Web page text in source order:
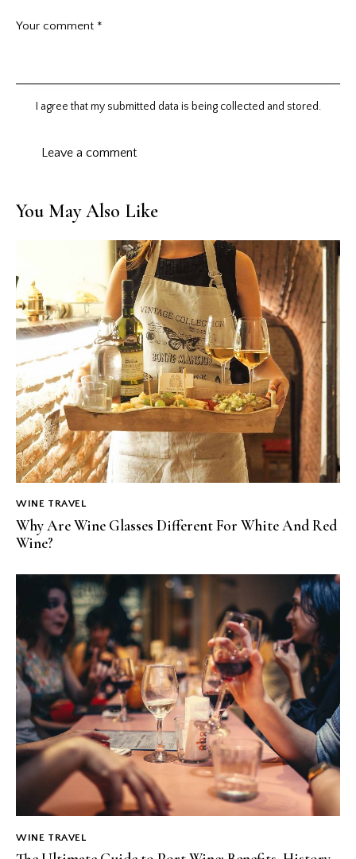
I agree that my submitted data is being collected and stored.
You May Also Like
WINE TRAVEL
Why Are Wine Glasses Different For White And Red
Wine?
WINE TRAVEL